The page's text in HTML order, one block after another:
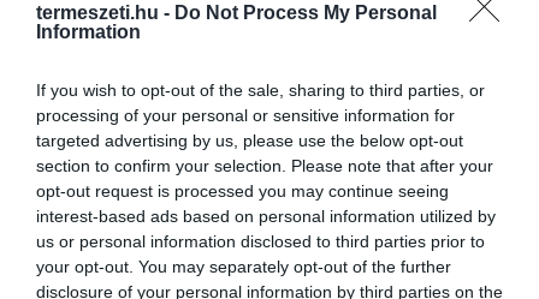
termeszeti.hu - Do Not Process My Personal
Information
If you wish to opt-out of the sale, sharing to third parties, or
processing of your personal or sensitive information for
targeted advertising by us, please use the below opt-out
section to confirm your selection. Please note that after your
opt-out request is processed you may continue seeing
interest-based ads based on personal information utilized by
us or personal information disclosed to third parties prior to
your opt-out. You may separately opt-out of the further
disclosure of your personal information by third parties on the
ELŐZŐ CIKK
TÖBB MINT 5000 ÉVES LEHET DÉDNAGYAPA, A VILÁG
LEGIDŐSEBB FÁJA
KÖVETKEZŐ CIKK